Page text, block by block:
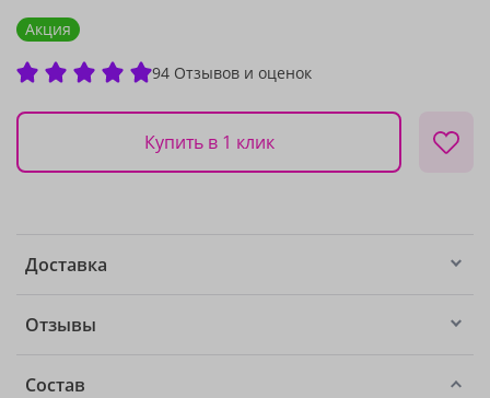
Акция
94 Отзывов и оценок
Купить в 1 клик
Доставка
Отзывы
Состав